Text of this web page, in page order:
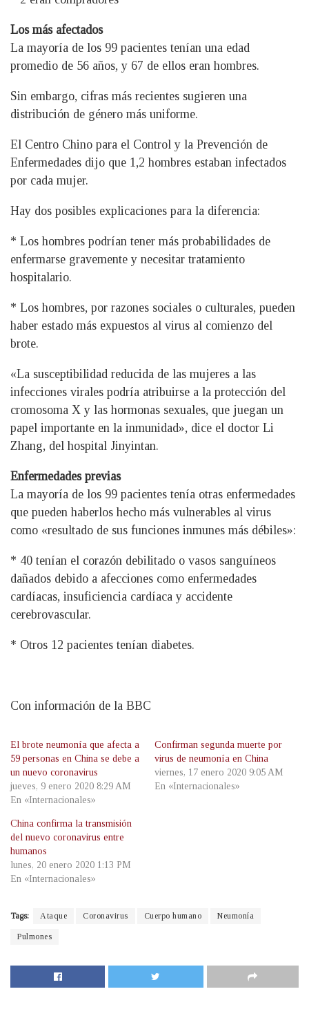
Los más afectados
La mayoría de los 99 pacientes tenían una edad
promedio de 56 años, y 67 de ellos eran hombres.
Sin embargo, cifras más recientes sugieren una
distribución de género más uniforme.
El Centro Chino para el Control y la Prevención de
Enfermedades dijo que 1,2 hombres estaban infectados
por cada mujer.
Hay dos posibles explicaciones para la diferencia:
* Los hombres podrían tener más probabilidades de
enfermarse gravemente y necesitar tratamiento
hospitalario.
* Los hombres, por razones sociales o culturales, pueden
haber estado más expuestos al virus al comienzo del
brote.
«La susceptibilidad reducida de las mujeres a las
infecciones virales podría atribuirse a la protección del
cromosoma X y las hormonas sexuales, que juegan un
papel importante en la inmunidad», dice el doctor Li
Zhang, del hospital Jinyintan.
Enfermedades previas
La mayoría de los 99 pacientes tenía otras enfermedades
que pueden haberlos hecho más vulnerables al virus
como «resultado de sus funciones inmunes más débiles»:
* 40 tenían el corazón debilitado o vasos sanguíneos
dañados debido a afecciones como enfermedades
cardíacas, insuficiencia cardíaca y accidente
cerebrovascular.
* Otros 12 pacientes tenían diabetes.
Con información de la BBC
El brote neumonía que afecta a
59 personas en China se debe a
un nuevo coronavirus
jueves, 9 enero 2020 8:29 AM
En «Internacionales»
Confirman segunda muerte por
virus de neumonía en China
viernes, 17 enero 2020 9:05 AM
En «Internacionales»
China confirma la transmisión
del nuevo coronavirus entre
humanos
lunes, 20 enero 2020 1:13 PM
En «Internacionales»
Tags: Ataque Coronavirus Cuerpo humano Neumonía
Pulmones